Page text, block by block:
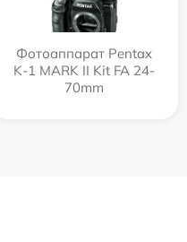
Фотоаппарат Pentax
K-1 MARK II Kit FA 24-
70mm